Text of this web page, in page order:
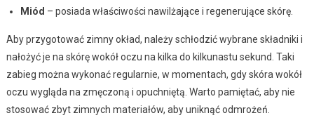
Miód – posiada właściwości nawilżające i regenerujące skórę.
Aby przygotować zimny okład, należy schłodzić wybrane składniki i
nałożyć je na skórę wokół oczu na kilka do kilkunastu sekund. Taki
zabieg można wykonać regularnie, w momentach, gdy skóra wokół
oczu wygląda na zmęczoną i opuchniętą. Warto pamiętać, aby nie
stosować zbyt zimnych materiałów, aby uniknąć odmrożeń.